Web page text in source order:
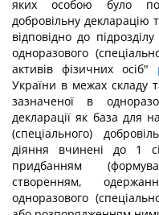
яких особою було
добровільну декларацію
відповідно до
одноразового
активів фізичних осіб"
України в межах складу
зазначеної в
декларації як база для
(спеціального)
діяння вчинені до 1
придбанням
створенням,
одноразового